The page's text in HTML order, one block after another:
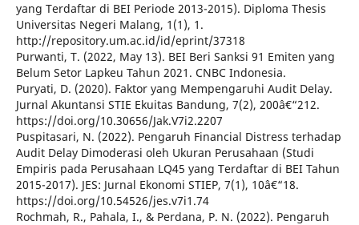
yang Terdaftar di BEI Periode 2013-2015). Diploma Thesis
Universitas Negeri Malang, 1(1), 1.
http://repository.um.ac.id/id/eprint/37318
Purwanti, T. (2022, May 13). BEI Beri Sanksi 91 Emiten yang
Belum Setor Lapkeu Tahun 2021. CNBC Indonesia.
Puryati, D. (2020). Faktor yang Mempengaruhi Audit Delay.
Jurnal Akuntansi STIE Ekuitas Bandung, 7(2), 200â€“212.
https://doi.org/10.30656/Jak.V7i2.2207
Puspitasari, N. (2022). Pengaruh Financial Distress terhadap
Audit Delay Dimoderasi oleh Ukuran Perusahaan (Studi
Empiris pada Perusahaan LQ45 yang Terdaftar di BEI Tahun
2015-2017). JES: Jurnal Ekonomi STIEP, 7(1), 10â€“18.
https://doi.org/10.54526/jes.v7i1.74
Rochmah, R., Pahala, I., & Perdana, P. N. (2022). Pengaruh